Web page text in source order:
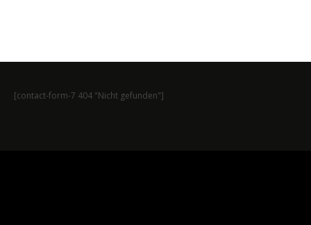
[contact-form-7 404 "Nicht gefunden"]